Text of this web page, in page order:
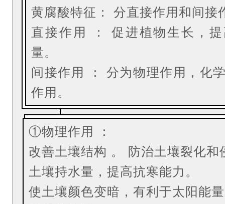
黄腐酸特征：分直接作用和间接
直接作用 ： 促进植物生长，
量。
间接作用 ： 分为物理作用，化
作用。
①物理作用 ：
改善土壤结构 。
防治土壤裂化和
土壤持水量，提高抗寒能力。
使土壤颜色变暗，有利于太阳能